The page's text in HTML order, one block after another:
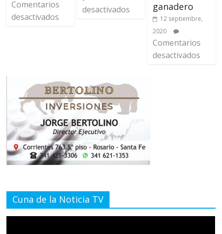
Comentarios
desactivados
desactivados
ganadero
12 septiembre,
2020
Comentarios
desactivados
Cuna de la Noticia TV